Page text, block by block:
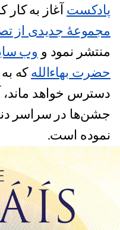
پادکست آغاز به کار
مجموعۀ جدیدی از
منتشر نمود و وب
حضرت بهاءاللهکه
دسترس خواهد ماند،
جشن‌ها در سراسر
نموده است.